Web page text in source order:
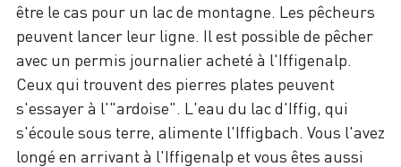
être le cas pour un lac de montagne. Les pêcheurs
peuvent lancer leur ligne. Il est possible de pêcher
avec un permis journalier acheté à l'Iffigenalp.
Ceux qui trouvent des pierres plates peuvent
s'essayer à l'"ardoise". L'eau du lac d'Iffig, qui
s'écoule sous terre, alimente l'Iffigbach. Vous l'avez
longé en arrivant à l'Iffigenalp et vous êtes aussi